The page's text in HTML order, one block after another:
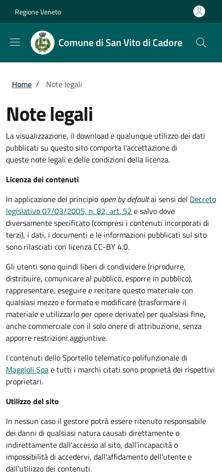
Regione Veneto
Comune di San Vito di Cadore
Briciole di pane
Home / Note legali
Note legali
La visualizzazione, il download e qualunque utilizzo dei dati
pubblicati su questo sito comporta l'accettazione di
queste note legali e delle condizioni della licenza.
Licenza dei contenuti
In applicazione del principio open by defaultai sensi del Decreto
legislativo 07/03/2005, n. 82, art. 52 e salvo dove
diversamente specificato (compresi i contenuti incorporati di
terzi), i dati, i documenti e le informazioni pubblicati sul sito
sono rilasciati con licenza CC-BY 4.0.
Gli utenti sono quindi liberi di condividere (riprodurre,
distribuire, comunicare al pubblico, esporre in pubblico),
rappresentare, eseguire e recitare questo materiale con
qualsiasi mezzo e formato e modificare (trasformare il
materiale e utilizzarlo per opere derivate) per qualsiasi fine,
anche commerciale con il solo onere di attribuzione, senza
apporre restrizioni aggiuntive.
I contenuti dello Sportello telematico polifunzionaledi
Maggioli Spae tutti i marchi citati sono proprietà dei rispettivi
proprietari.
Utilizzo del sito
In nessun caso il gestore potrà essere ritenuto responsabile
dei danni di qualsiasi natura causati direttamente o
indirettamente dall'accesso al sito, dall'incapacità o
impossibilità di accedervi, dall'affidamento dell'utente e
dall'utilizzo dei contenuti.